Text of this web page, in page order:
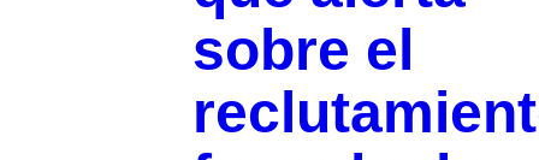
sobre el